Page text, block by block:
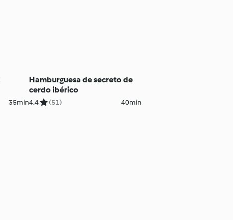
35min
Hamburguesa de secreto de
cerdo ibérico
4.4 (51) 40min